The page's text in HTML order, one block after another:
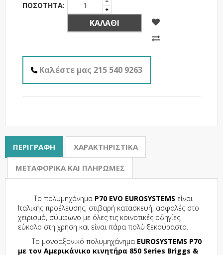
ΠΟΣΌΤΗΤΑ:
ΚΑΛΆΘΙ
Καλέστε μας 215 540 9263
ΠΕΡΙΓΡΑΦΉ ΧΑΡΑΚΤΗΡΙΣΤΙΚΆ
ΜΕΤΑΦΟΡΙΚΆ ΚΑΙ ΠΛΗΡΩΜΈΣ
Το πολυμηχάνημα P70 EVO EUROSYSTEMS είναι
Ιταλικής προέλευσης, στιβαρή κατασκευή, ασφαλές στο
χειρισμό, σύμφωνο με όλες τις κοινοτικές οδηγίες,
εύκολο στη χρήση και είναι πάρα πολύ ξεκούραστο.
Το μονοαξονικό πολυμηχάνημα EUROSYSTEMS P70
με τον Αμερικάνικο κινητήρα 850 Series Briggs &